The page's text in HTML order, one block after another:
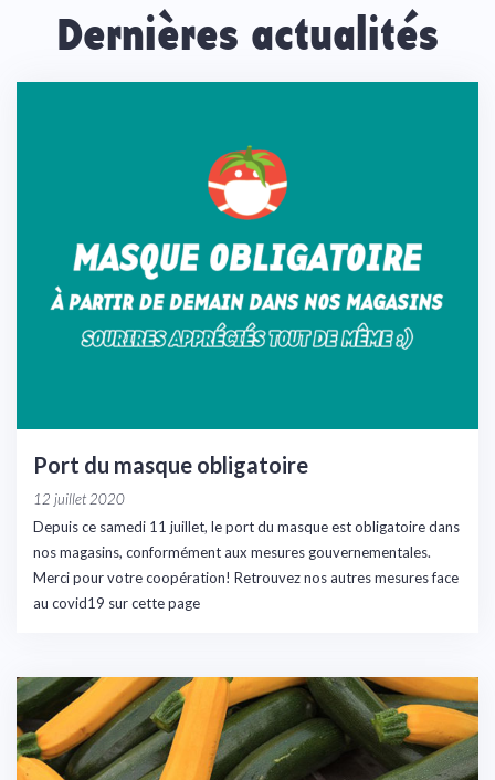
Dernières actualités
Port du masque obligatoire
12 juillet 2020
Depuis ce samedi 11 juillet, le port du masque est obligatoire dans
nos magasins, conformément aux mesures gouvernementales.
Merci pour votre coopération! Retrouvez nos autres mesures face
au covid19 sur cette page